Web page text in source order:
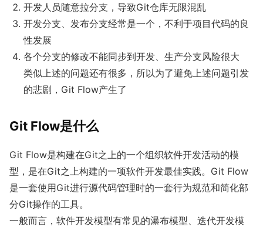
开发人员随意拉分支，导致Git仓库无限混乱
开发分支、发布分支经常是一个，不利于项目代码的良
性发展
各个分支的修改不能同步到开发、生产分支风险很大
类似上述的问题还有很多，所以为了避免上述问题引发
的悲剧，Git Flow产生了
Git Flow是什么
Git Flow是构建在Git之上的一个组织软件开发活动的模
型，是在Git之上构建的一项软件开发最佳实践。Git Flow
是一套使用Git进行源代码管理时的一套行为规范和简化部
分Git操作的工具。
一般而言，软件开发模型有常见的瀑布模型、迭代开发模